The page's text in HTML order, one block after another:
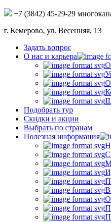
+7 (3842) 45-29-29
г. Кемерово, ул. Весенняя, 13
Задать вопрос
О нас и карьера
О
Подобрать тур
Скидки и акции
Выбрать по странам
Полезная информация